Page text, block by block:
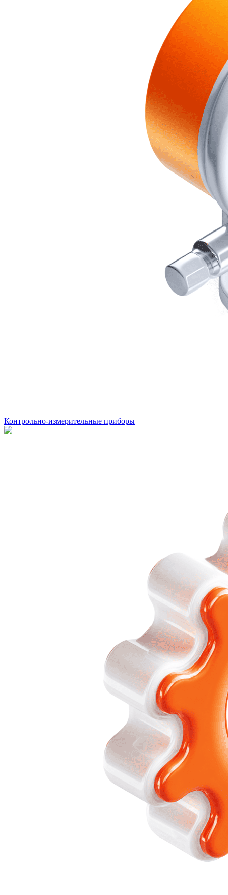
Контрольно-измерительные приборы